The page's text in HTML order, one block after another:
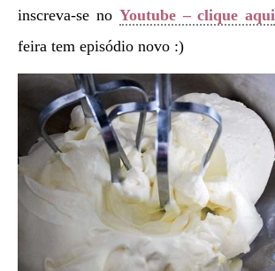
inscreva-se no Youtube – clique aqui
feira tem episódio novo :)